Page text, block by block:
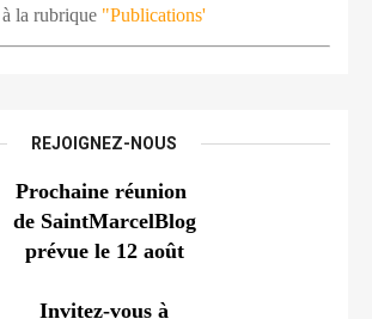
à la rubrique "Publications'
REJOIGNEZ-NOUS
Prochaine réunion
de SaintMarcelBlog
prévue le 12 août
Invitez-vous à